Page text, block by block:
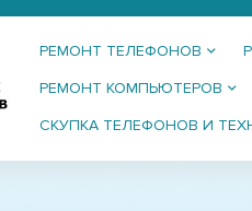
РЕМОНТ ТЕЛЕФОНОВ
РЕМОНТ КОМПЬЮТЕРОВ
СКУПКА ТЕЛЕФОНОВ И